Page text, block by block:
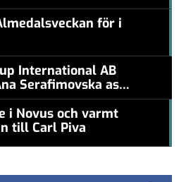
för i
International AB
Serafimovska as
i Novus och varmt
till Carl Piva